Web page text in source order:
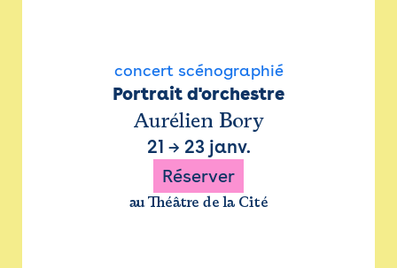
concert scénographié
Portrait d'orchestre
Aurélien Bory
21 → 23 janv.
Réserver
au Théâtre de la Cité